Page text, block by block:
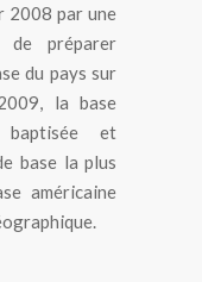
2008 par une
préparer
du pays sur
la base
baptisée et
base la plus
américaine